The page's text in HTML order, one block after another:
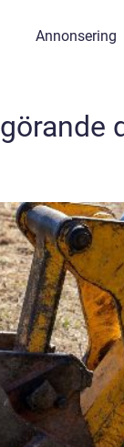
Annonsering